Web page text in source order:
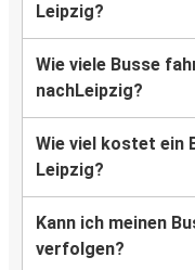
Leipzig?
Wie viele Busse
nachLeipzig?
Wie viel kostet ein
Leipzig?
Kann ich meinen
verfolgen?